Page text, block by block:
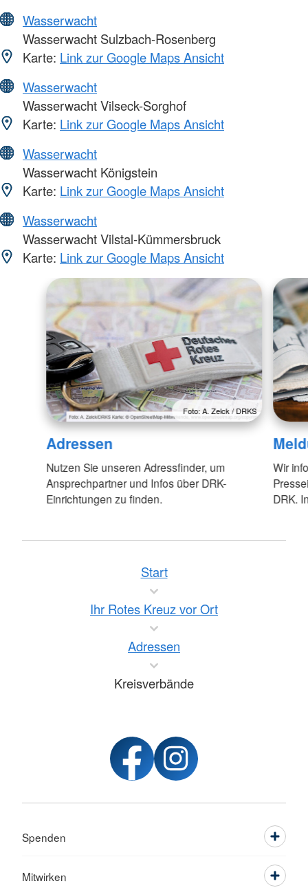
Wasserwacht
Wasserwacht Sulzbach-Rosenberg
Karte: Link zur Google Maps Ansicht
Wasserwacht
Wasserwacht Vilseck-Sorghof
Karte: Link zur Google Maps Ansicht
Wasserwacht
Wasserwacht Königstein
Karte: Link zur Google Maps Ansicht
Wasserwacht
Wasserwacht Vilstal-Kümmersbruck
Karte: Link zur Google Maps Ansicht
Foto: A. Zelck / DRKS
Adressen
Nutzen Sie unseren Adressfinder, um
Ansprechpartner und Infos über DRK-
Einrichtungen zu finden.
Wir
DRK.
Start
Ihr Rotes Kreuz vor Ort
Adressen
Kreisverbände
Spenden
Mitwirken